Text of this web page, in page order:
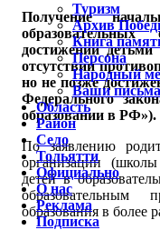
Получение
достижении
отсутствии
но не позже
Федерального
образовании в РФ»).
По заявлению
организации
детей в
образовательным
образования в более
Туризм
Архив
Книга
Персона
Народный
Ваши письма
Область
Район
Село
Тольятти
Официально
О нас
Реклама
Подписка